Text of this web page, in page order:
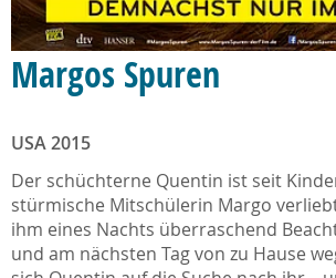
Margos Spuren
USA 2015
Der schüchterne Quentin ist seit
stürmische Mitschülerin Margo
ihm eines Nachts überraschend
und am nächsten Tag von zu Hause